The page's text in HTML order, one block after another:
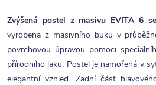
Zvýšená postel z masivu EVITA 6
vyrobena z masivního buku v
povrchovou úpravou pomocí
přírodního laku. Postel je namořená v
elegantní vzhled. Zadní část